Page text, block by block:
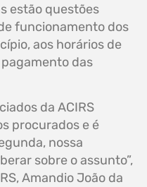
estão questões
funcionamento dos
aos horários de
das
da ACIRS
procurados e é
nossa
sobre o assunto”,
Amandio João da